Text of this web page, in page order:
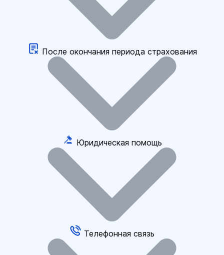
После окончания периода страхования
Юридическая помощь
Телефонная связь